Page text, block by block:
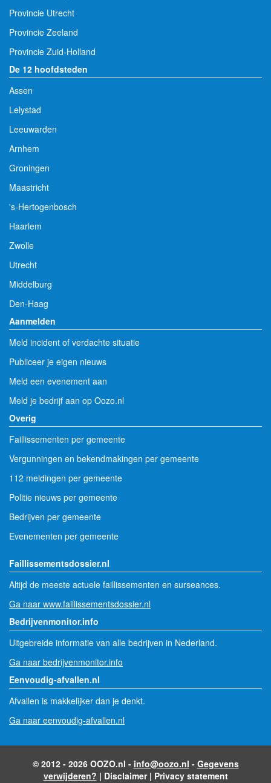
Provincie Utrecht
Provincie Zeeland
Provincie Zuid-Holland
De 12 hoofdsteden
Assen
Lelystad
Leeuwarden
Arnhem
Groningen
Maastricht
's-Hertogenbosch
Haarlem
Zwolle
Utrecht
Middelburg
Den-Haag
Aanmelden
Meld incident of verdachte situatie
Publiceer je eigen nieuws
Meld een evenement aan
Meld je bedrijf aan op Oozo.nl
Overig
Faillissementen per gemeente
Vergunningen en bekendmakingen per gemeente
112 meldingen per gemeente
Politie nieuws per gemeente
Bedrijven per gemeente
Evenementen per gemeente
Faillissementsdossier.nl
Altijd de meeste actuele faillissementen en surseances.
Ga naar www.faillissementsdossier.nl
Bedrijvenmonitor.info
Uitgebreide informatie van alle bedrijven in Nederland.
Ga naar bedrijvenmonitor.info
Eenvoudig-afvallen.nl
Afvallen is makkelijker dan je denkt.
Ga naar eenvoudig-afvallen.nl
© 2012 - 2026 OOZO.nl - info@oozo.nl - Gegevens
verwijderen? | Disclaimer| Privacy statement